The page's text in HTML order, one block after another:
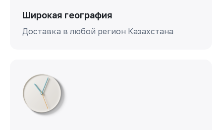
Широкая география
Доставка в любой регион Казахстана